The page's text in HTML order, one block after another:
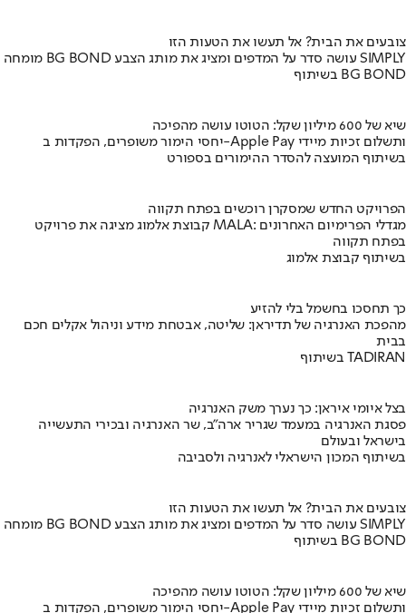
צובעים את הבית? אל תעשו את הטעות הזו
מומחה BG BOND עושה סדר על המדפים ומציג את מותג הצבע SIMPLY
בשיתוף BG BOND
שיא של 600 מיליון שקל: הטוטו עושה מהפיכה
יחסי הימור משופרים, הפקדות ב-Apple Pay ותשלום זכיות מיידי
בשיתוף המועצה להסדר ההימורים בספורט
הפרויקט החדש שמסקרן רוכשים בפתח תקווה
קבוצת אלמוג מציגה את פרויקט MALA: מגדלי הפרימיום האחרונים
בפתח תקווה
בשיתוף קבוצת אלמוג
כך תחסכו בחשמל בלי להזיע
מהפכת האנרגיה של תדיראן: שליטה, אבטחת מידע וניהול אקלים חכם
בבית
בשיתוף TADIRAN
בצל איומי איראן: כך נערך משק האנרגיה
פסגת האנרגיה במעמד שגריר ארה"ב, שר האנרגיה ובכירי התעשייה
בישראל ובעולם
בשיתוף המכון הישראלי לאנרגיה ולסביבה
צובעים את הבית? אל תעשו את הטעות הזו
מומחה BG BOND עושה סדר על המדפים ומציג את מותג הצבע SIMPLY
בשיתוף BG BOND
שיא של 600 מיליון שקל: הטוטו עושה מהפיכה
יחסי הימור משופרים, הפקדות ב-Apple Pay ותשלום זכיות מיידי